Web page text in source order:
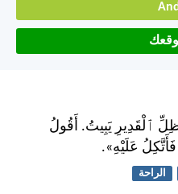
ٱلْقَدِيرِ يَبِيتُ. أَقُولُ
عَلَيْهِ».
الراحة